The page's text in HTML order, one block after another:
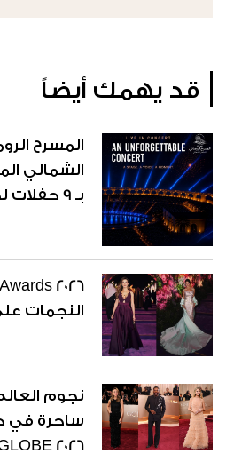
قد يهمك أيضاً
المسرح
الشمالي
بـ 9 حفلات لكبار النجوم
النجمات
نجوم
2026